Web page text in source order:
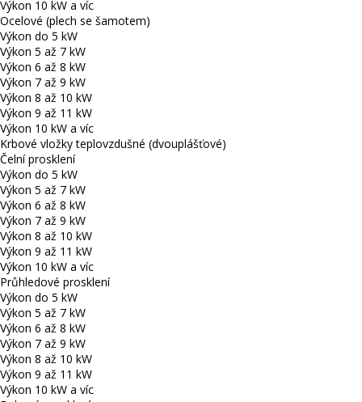
Výkon 10 kW a víc
Ocelové (plech se šamotem)
Výkon do 5 kW
Výkon 5 až 7 kW
Výkon 6 až 8 kW
Výkon 7 až 9 kW
Výkon 8 až 10 kW
Výkon 9 až 11 kW
Výkon 10 kW a víc
Krbové vložky teplovzdušné (dvouplášťové)
Čelní prosklení
Výkon do 5 kW
Výkon 5 až 7 kW
Výkon 6 až 8 kW
Výkon 7 až 9 kW
Výkon 8 až 10 kW
Výkon 9 až 11 kW
Výkon 10 kW a víc
Průhledové prosklení
Výkon do 5 kW
Výkon 5 až 7 kW
Výkon 6 až 8 kW
Výkon 7 až 9 kW
Výkon 8 až 10 kW
Výkon 9 až 11 kW
Výkon 10 kW a víc